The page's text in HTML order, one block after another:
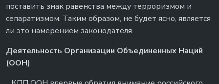
поставить знак равенства между терроризмом и
сепаратизмом. Таким образом, не будет ясно, является
ли это намерением законодателя.
Деятельность Организации Объединенных Наций
(ООН)